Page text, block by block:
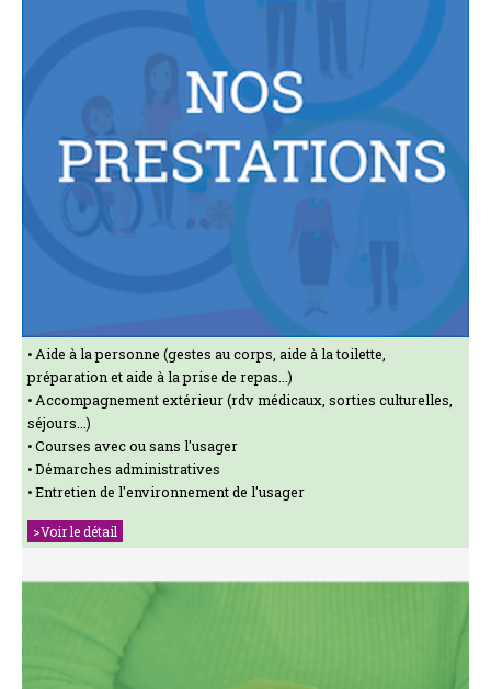
Aide à la personne (gestes au corps, aide à la toilette,
préparation et aide à la prise de repas...)
Accompagnement extérieur (rdv médicaux, sorties culturelles,
séjours...)
Courses avec ou sans l'usager
Démarches administratives
Entretien de l'environnement de l'usager
>Voir le détail